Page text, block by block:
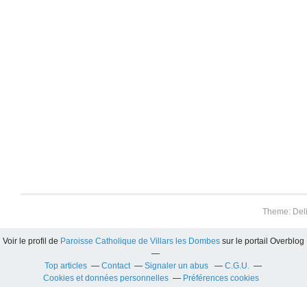
Theme:
Voir le profil de Paroisse Catholique de Villars les Dombes sur le portail Overblog
Top articles Contact Signaler un abus
C.G.U.
Cookies et données personnelles
Préférences cookies